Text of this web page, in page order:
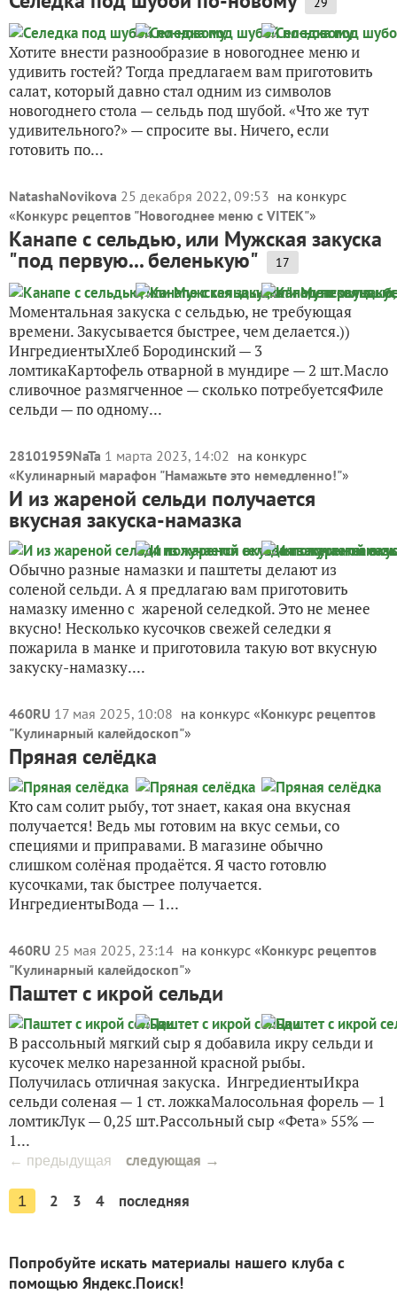
Хотите внести разнообразие в новогоднее меню и
удивить гостей? Тогда предлагаем вам приготовить
салат, который давно стал одним из символов
новогоднего стола — сельдь под шубой. «Что же тут
удивительного?» — спросите вы. Ничего, если
готовить по...
NatashaNovikova 25 декабря 2022, 09:53 на конкурс
«Конкурс рецептов "Новогоднее меню с VITEK"»
Канапе с сельдью, или Мужская закуска
"под первую... беленькую" 17
Моментальная закуска с сельдью, не требующая
времени. Закусывается быстрее, чем делается.))
ИнгредиентыХлеб Бородинский — 3
ломтикаКартофель отварной в мундире — 2 шт.Масло
сливочное размягченное — сколько потребуетсяФиле
сельди — по одному...
28101959NaTa 1 марта 2023, 14:02 на конкурс
«Кулинарный марафон "Намажьте это немедленно!"»
И из жареной сельди получается
вкусная закуска-намазка
Обычно разные намазки и паштеты делают из
соленой сельди. А я предлагаю вам приготовить
намазку именно с жареной селедкой. Это не менее
вкусно! Несколько кусочков свежей селедки я
пожарила в манке и приготовила такую вот вкусную
закуску-намазку....
460RU 17 мая 2025, 10:08 на конкурс «Конкурс рецептов
"Кулинарный калейдоскоп"»
Пряная селёдка
Кто сам солит рыбу, тот знает, какая она вкусная
получается! Ведь мы готовим на вкус семьи, со
специями и приправами. В магазине обычно
слишком солёная продаётся. Я часто готовлю
кусочками, так быстрее получается.
ИнгредиентыВода — 1...
460RU 25 мая 2025, 23:14 на конкурс «Конкурс рецептов
"Кулинарный калейдоскоп"»
Паштет с икрой сельди
В рассольный мягкий сыр я добавила икру сельди и
кусочек мелко нарезанной красной рыбы.
Получилась отличная закуска. ИнгредиентыИкра
сельди соленая — 1 ст. ложкаМалосольная форель — 1
ломтикЛук — 0,25 шт.Рассольный сыр «Фета» 55% —
1...
← предыдущая следующая →
1 2 3 4 последняя
Попробуйте искать материалы нашего клуба с
помощью Яндекс.Поиск!